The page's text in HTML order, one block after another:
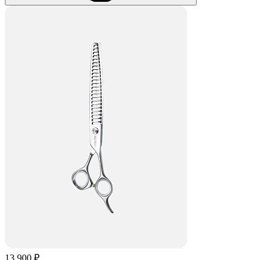
13 900 ₽